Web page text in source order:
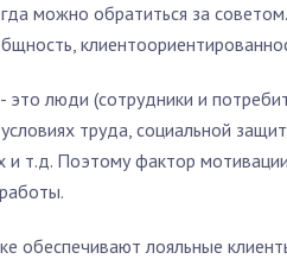
можно обратиться за
это люди (сотрудники и
труда, социальной
и т.д. Поэтому фактор
обеспечивают лояльные